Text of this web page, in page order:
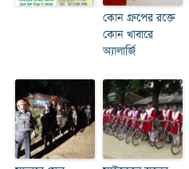
কোন গ্রুপের রক্তে
কোন খাবারে
অ্যালার্জি